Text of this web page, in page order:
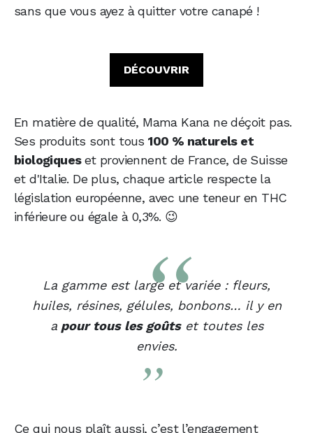
sans que vous ayez à quitter votre canapé !
DÉCOUVRIR
En matière de qualité, Mama Kana ne déçoit pas.
Ses produits sont tous100 % naturels et
biologiqueset proviennent de France, de Suisse
et d'Italie. De plus, chaque article respecte la
législation européenne, avec une teneur en THC
inférieure ou égale à 0,3%. 😉
La gamme est large et variée : fleurs,
huiles, résines, gélules, bonbons… il y en
apour tous les goûtset toutes les
envies.
Ce qui nous plaît aussi, c’est l’engagement